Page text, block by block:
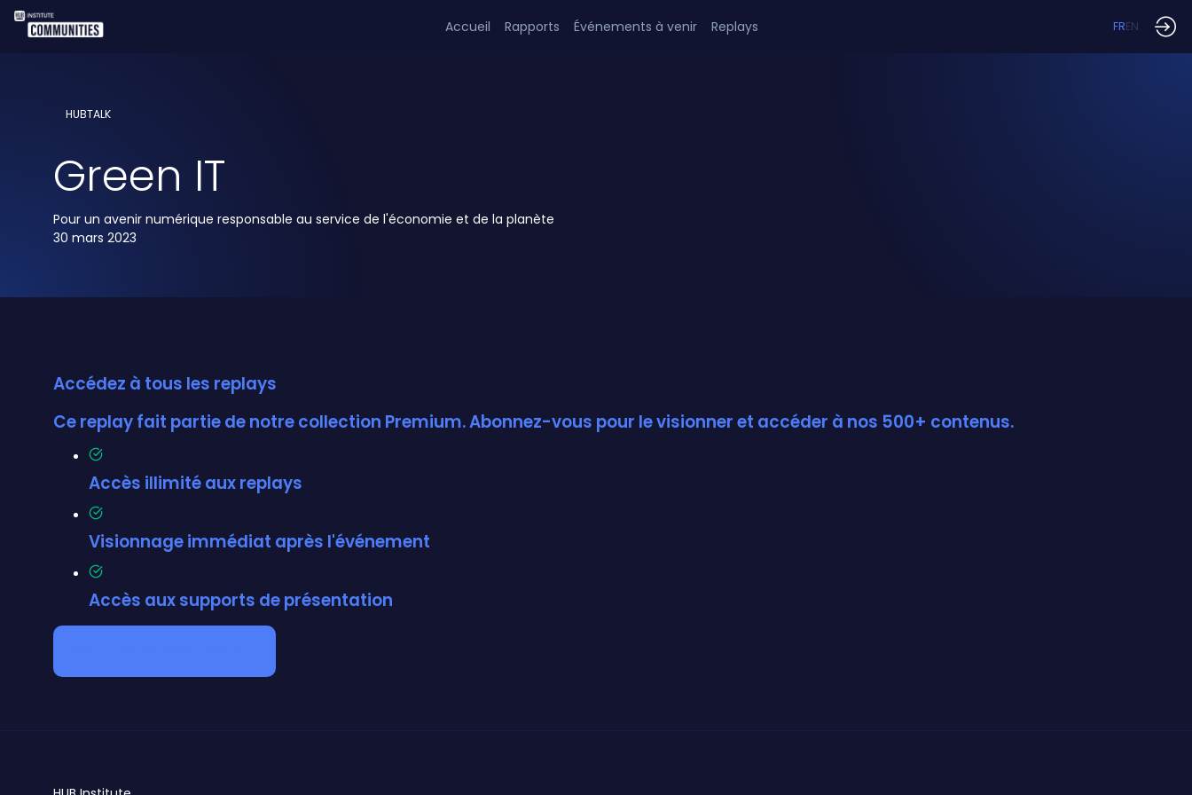
Accueil Rapports Événements à venir Replays FREN
HUBTALK
Green IT
Pour un avenir numérique responsable au service de l'économie et de la planète
30 mars 2023
Accédez à tous les replays
Ce replay fait partie de notre collection Premium. Abonnez-vous pour le visionner et accéder à nos 500+ contenus.
Accès illimité aux replays
Visionnage immédiat après l'événement
Accès aux supports de présentation